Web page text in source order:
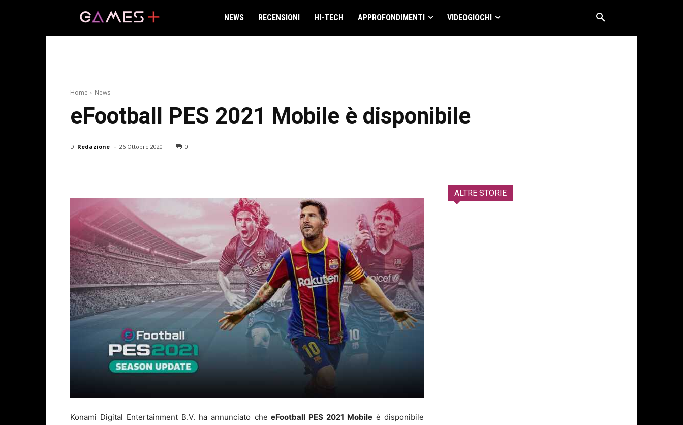
NEWS RECENSIONI HI-TECH APPROFONDIMENTI VIDEOGIOCHI
Home News
eFootball PES 2021 Mobile è disponibile
Di Redazione - 26 Ottobre 2020 0
Konami Digital Entertainment B.V. ha annunciato che eFootball PES 2021 Mobileè disponibile
ALTRE STORIE